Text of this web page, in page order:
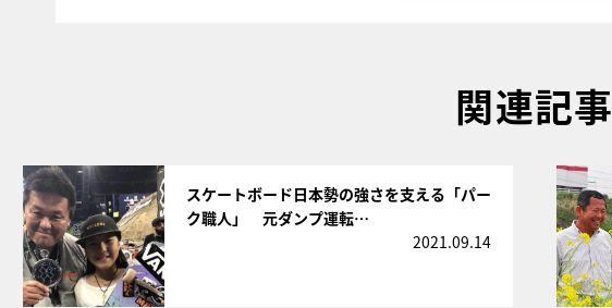
関連記事
スケートボード日本勢の強さを支える「パー
ク職人」 元ダンプ運転…
2021.09.14